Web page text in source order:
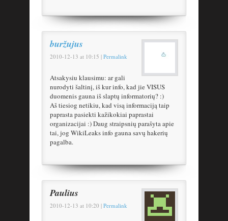
buržujus
2010-12-13 at 10:15 | Permalink
Atsakysiu klausimu: ar gali
nurodyti šaltinį, iš kur info, kad jie VISUS
duomenis gauna iš slaptų informatorių? :)
Aš tiesiog netikiu, kad visą informaciją taip
paprasta pasiekti kažikokiai paprastai
organizacijai :) Daug straipsnių parašyta apie
tai, jog WikiLeaks info gauna savų hakerių
pagalba.
Paulius
2010-12-13 at 10:20 | Permalink